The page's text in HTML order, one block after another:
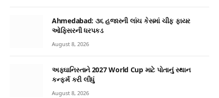
Ahmedabad: ૩૬ હજારની લાંચ કેસમાં ચીફ ફાયર
ઓફિસરની ધરપકડ
August 8, 2026
અફઘાનિસ્તાને 2027 World Cup માટે પોતાનું સ્થાન
કન્ફર્મ કરી લીધું
August 8, 2026